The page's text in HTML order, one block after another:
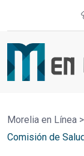
Morelia en Línea >
Comisión de